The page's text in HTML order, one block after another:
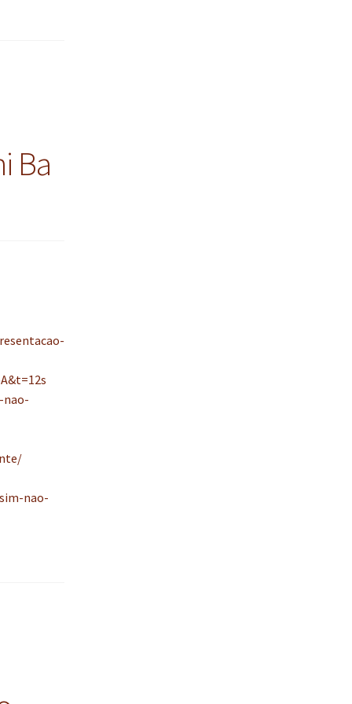
Ba
nao-
nao-